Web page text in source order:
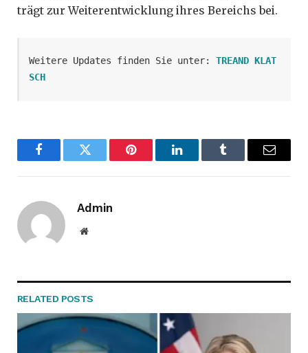
trägt zur Weiterentwicklung ihres Bereichs bei.
Weitere Updates finden Sie unter: TREAND KLAT
SCH
FacebookTwitter Pinterest LinkedInTumblr Email
Admin
Website
RELATED POSTS